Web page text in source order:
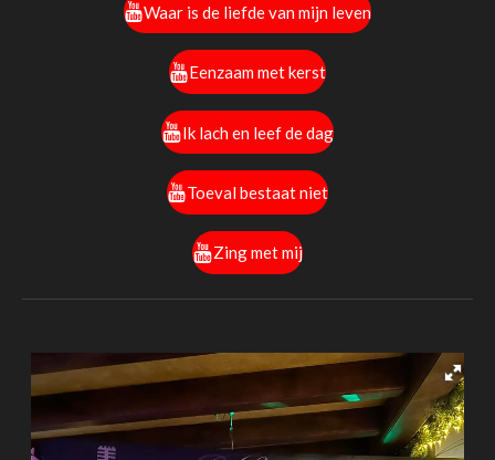
Waar is de liefde van mijn leven
Eenzaam met kerst
Ik lach en leef de dag
Toeval bestaat niet
Zing met mij